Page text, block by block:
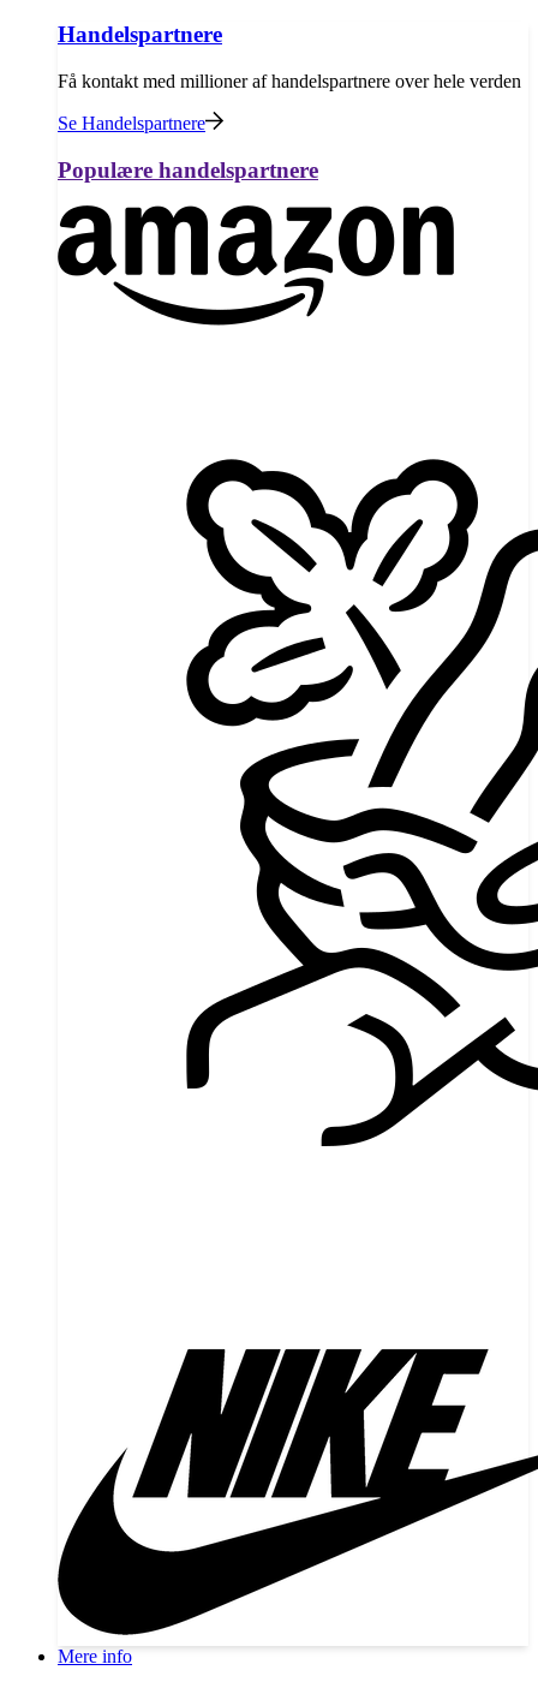
Handelspartnere
Få kontakt med millioner af handelspartnere over hele verden
Se Handelspartnere
Populære handelspartnere
Mere info